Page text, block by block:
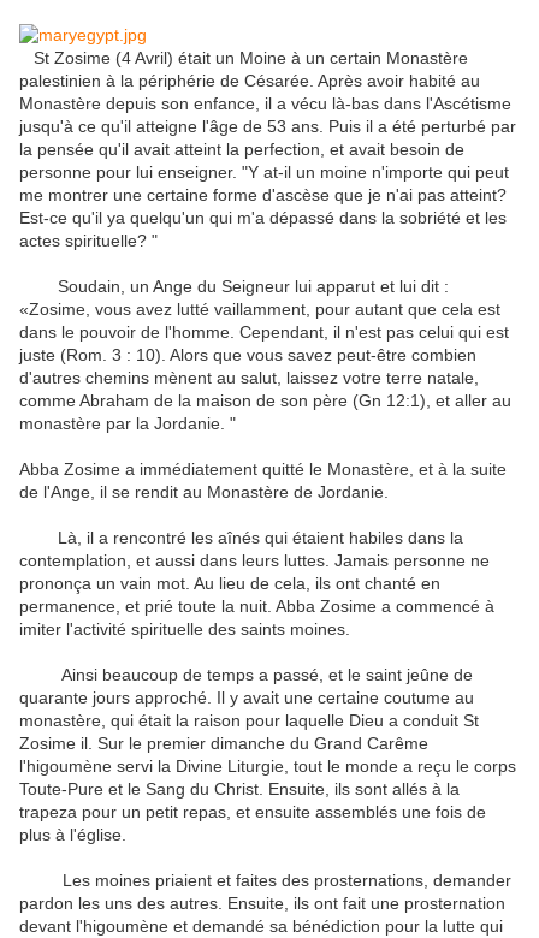
St Zosime (4Avril) était un Moine à un certain Monastère
palestinien à la périphérie de Césarée Après avoir habité au
Monastère depuis son enfance il a vécu là-bas dans l'Ascétisme
jusqu'à ce qu'il atteigne l'âge de 53 ans Puis il a été perturbé par
la pensée qu'il avait atteint la perfection et avait besoin de
personne pour lui enseigner. "Y at-il un moine n'importe qui peut
me montrer une certaine forme d'ascèse que je n'ai pas atteint?
Est-ce qu'il ya quelqu'un qui m'a dépassé dans la sobriété et les
actes spirituelle? "
Soudain un Ange du Seigneur lui apparut et lui dit :
«Zosime, vous avez lutté vaillamment pour autant que cela est
dans le pouvoir de l'homme Cependant , il n'est pas celui qui est
juste (Rom. 3 : 10). Alors que vous savez peut-être combien
d'autres chemins mènent au salut , laissez votre terre natale
comme Abraham de la maison de son père (Gn 12:1) et aller au
monastère par la Jordanie "
Abba Zosime a immédiatement quitté le Monastère et à la suite
de l'Ange, il se rendit au Monastère de Jordanie
Là, il a rencontré les aînés qui étaient habiles dans la
contemplation et aussi dans leurs luttes Jamais personne ne
prononça un vain mot Au lieu de cela ils ont chanté en
permanence et prié toute la nuit Abba Zosime a commencé à
imiter l'activité spirituelle des saints moines
Ainsi beaucoup de temps a passé, et le saint jeûne de
quarante jours approché Il y avait une certaine coutume au
monastère qui était la raison pour laquelle Dieu a conduit St
Zosime il Sur le premier dimanche du Grand Carême
l'higoumène servi la Divine Liturgie , tout le monde a reçu le corps
Toute-Pure et le Sang du Christ Ensuite ils sont allés à la
trapeza pour un petit repas et ensuite assemblés une fois de
plus à l'église
Les moines priaient et faites des prosternations demander
pardon les uns des autres Ensuite, ils ont fait une prosternation
devant l'higoumène et demandé sa bénédiction pour la lutte qui